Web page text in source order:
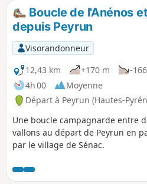
Boucle de l'Anénos
depuis Peyrun
Visorandonneur
12,43 km
+170 m
-
4h 00
Moyenne
Départ à Peyrun (Hautes-
Une boucle campagnarde entre
vallons au départ de Peyrun en
par le village de Sénac.